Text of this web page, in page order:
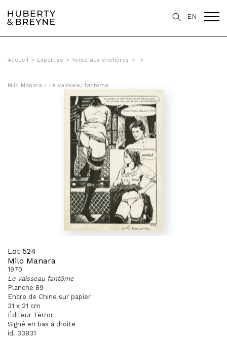
EN
Accueil > Expertise > Vente aux enchères > >
Milo Manara - Le vaisseau fantôme
Lot 524
Milo Manara
1970
Le vaisseau fantôme
Planche 89
Encre de Chine sur papier
31 x 21 cm
Éditeur Terror
Signé en bas à droite
id. 33831